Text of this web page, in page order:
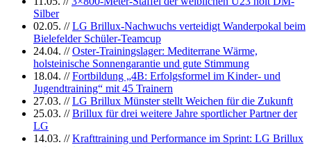
Silber
02.05. //LG Brillux-Nachwuchs verteidigt Wanderpokal beim
Bielefelder Schüler-Teamcup
24.04. //Oster-Trainingslager: Mediterrane Wärme,
holsteinische Sonnengarantie und gute Stimmung
18.04. //Fortbildung „4B: Erfolgsformel im Kinder- und
Jugendtraining“ mit 45 Trainern
27.03. //LG Brillux Münster stellt Weichen für die Zukunft
25.03. //Brillux für drei weitere Jahre sportlicher Partner der
LG
14.03. //Krafttraining und Performance im Sprint: LG Brillux